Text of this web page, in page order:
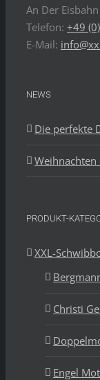
An Der
Telefon: +49
E-Mail:
NEWS
Die perfekte
Weihnachten
PRODUKT-
XXL-
Christi
Engel